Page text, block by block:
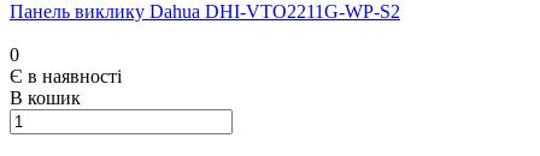
Панель виклику Dahua DHI-VTO2211G-WP-S2
0
Є в наявності
В кошик